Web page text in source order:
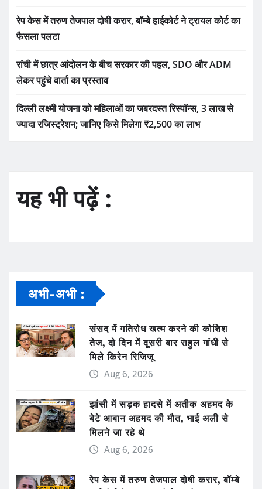
रेप केस में तरुण तेजपाल दोषी करार, बॉम्बे हाईकोर्ट ने ट्रायल कोर्ट का
फैसला पलटा
रांची में छात्र आंदोलन के बीच सरकार की पहल, SDO और ADM
लेकर पहुंचे वार्ता का प्रस्ताव
दिल्ली लक्ष्मी योजना को महिलाओं का जबरदस्त रिस्पॉन्स, 3 लाख से
ज्यादा रजिस्ट्रेशन; जानिए किसे मिलेगा ₹2,500 का लाभ
यह भी पढ़ें :
अभी-अभी :
संसद में गतिरोध खत्म करने की कोशिश
तेज, दो दिन में दूसरी बार राहुल गांधी से
मिले किरेन रिजिजू
Aug 6, 2026
झांसी में सड़क हादसे में अतीक अहमद के
बेटे आबान अहमद की मौत, भाई अली से
मिलने जा रहे थे
Aug 6, 2026
रेप केस में तरुण तेजपाल दोषी करार, बॉम्बे